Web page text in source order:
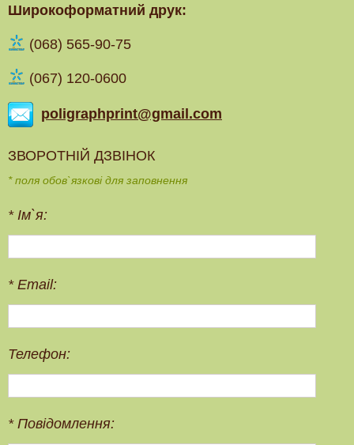
Широкоформатний друк:
(‎068) 565-90-75
(067) 120-0600
poligraphprint@gmail.com
ЗВОРОТНІЙ ДЗВІНОК
* поля обов`язкові для заповнення
*Ім`я:
*Email:
Телефон:
*Повідомлення: